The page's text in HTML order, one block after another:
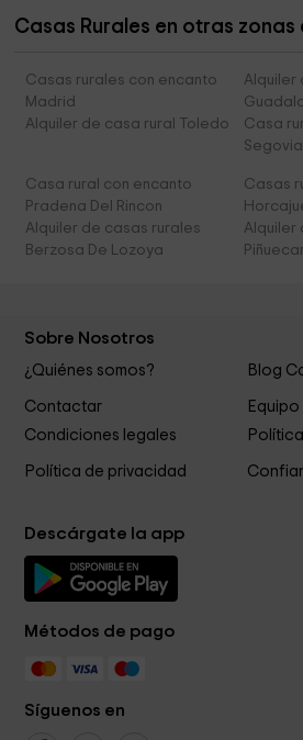
Casas Rurales en otras
Casas rurales con encanto
Madrid
Alquiler
Alquiler de casa rural Toledo
Casa
Segovia
Casa rural con encanto
Pradena Del Rincon
Casas
Alquiler de casas rurales
Berzosa De Lozoya
Alquiler
Piñuecar
Sobre Nosotros
¿Quiénes somos? Blog
Contactar
Condiciones legales
Política de privacidad
Descárgate la app
Métodos de pago
Síguenos en